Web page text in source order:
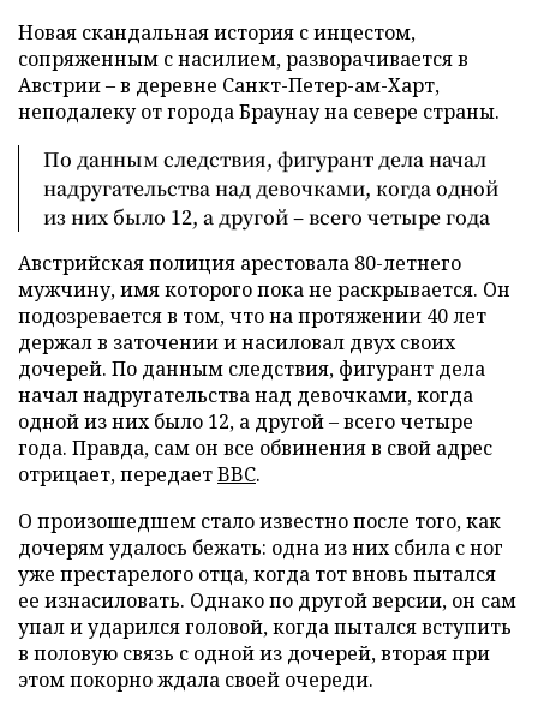
Новая скандальная история с инцестом,
сопряженным с насилием, разворачивается в
Австрии – в деревне Санкт-Петер-ам-Харт,
неподалеку от города Браунау на севере страны.
По данным следствия, фигурант дела начал
надругательства над девочками, когда одной
из них было 12, а другой – всего четыре года
Австрийская полиция арестовала 80-летнего
мужчину, имя которого пока не раскрывается. Он
подозревается в том, что на протяжении 40 лет
держал в заточении и насиловал двух своих
дочерей. По данным следствия, фигурант дела
начал надругательства над девочками, когда
одной из них было 12, а другой – всего четыре
года. Правда, сам он все обвинения в свой адрес
отрицает, передаетBBC.
О произошедшем стало известно после того, как
дочерям удалось бежать: одна из них сбила с ног
уже престарелого отца, когда тот вновь пытался
ее изнасиловать. Однако по другой версии, он сам
упал и ударился головой, когда пытался вступить
в половую связь с одной из дочерей, вторая при
этом покорно ждала своей очереди.